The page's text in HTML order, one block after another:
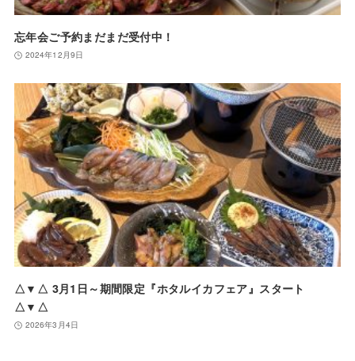
忘年会ご予約まだまだ受付中！
2024年12月9日
△▼△ 3月1日～期間限定『ホタルイカフェア』スタート
△▼△
2026年3月4日